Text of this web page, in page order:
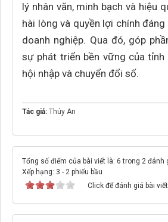
lý nhân văn, minh bạch và hiệu
hài lòng và quyền lợi chính
doanh nghiệp. Qua đó, góp
sự phát triển bền vững của
hội nhập và chuyển đổi số.
Tác giả: Thúy An
Tổng số điểm của bài viết là: 6 trong 2 đánh
Xếp hạng: 3 - 2 phiếu bầu
Click để đánh giá bài viết